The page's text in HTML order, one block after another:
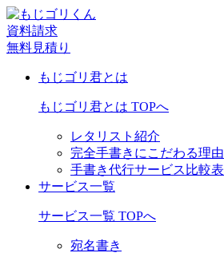
資料請求
無料見積り
もじゴリ君とは
もじゴリ君とは TOPへ
レタリスト紹介
完全手書きにこだわる理由
手書き代行サービス比較表
サービス一覧
サービス一覧 TOPへ
宛名書き